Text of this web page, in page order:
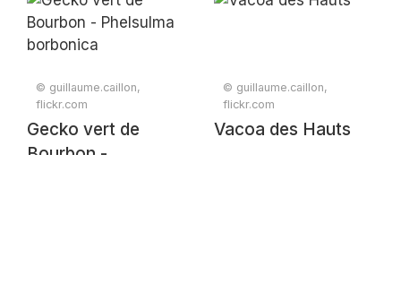
© guillaume.caillon,
flickr.com
Gecko vert de
Bourbon -
© guillaume.caillon,
flickr.com
Vacoa des Hauts